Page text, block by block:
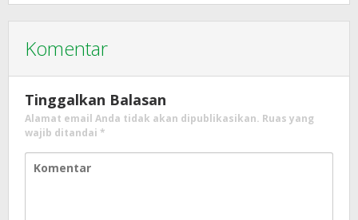
Komentar
Tinggalkan Balasan
Alamat email Anda tidak akan dipublikasikan. Ruas yang
wajib ditandai *